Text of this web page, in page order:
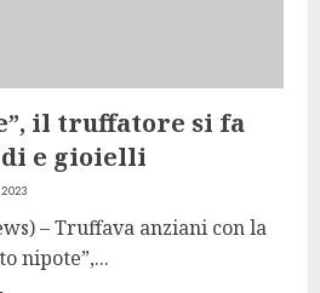
il truffatore si fa
e gioielli
– Truffava anziani con la
nipote”,...